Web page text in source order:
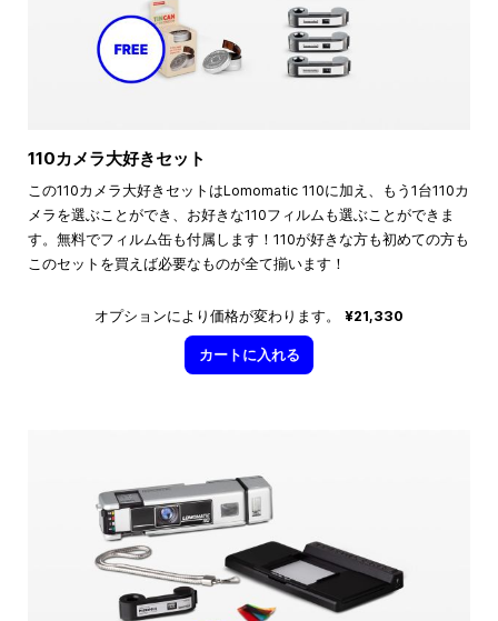
110カメラ大好きセット
この110カメラ大好きセットはLomomatic 110に加え、もう1台110カ
メラを選ぶことができ、お好きな110フィルムも選ぶことができま
す。無料でフィルム缶も付属します！110が好きな方も初めての方も
このセットを買えば必要なものが全て揃います！
オプションにより価格が変わります。 ¥21,330
カートに入れる